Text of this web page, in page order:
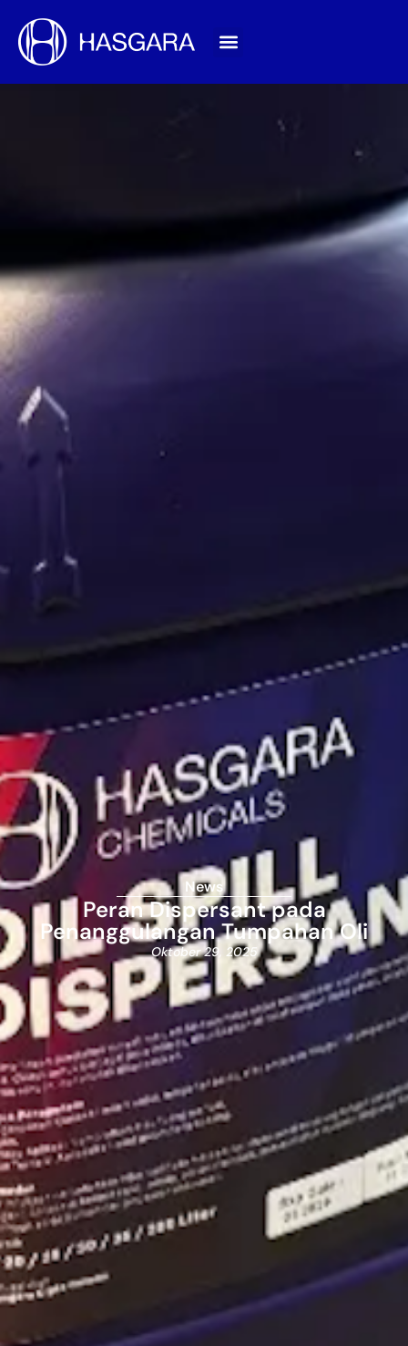
News
Peran Dispersant pada
Penanggulangan Tumpahan Oli
Oktober 29, 2025